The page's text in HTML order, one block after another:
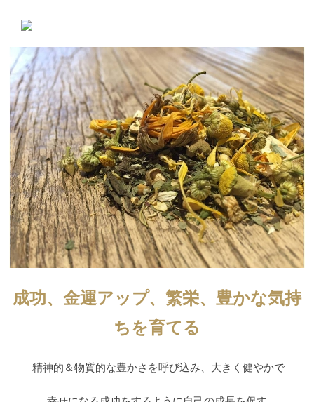
成功、金運アップ、繁栄、豊かな気持
ちを育てる
精神的＆物質的な豊かさを呼び込み、大きく健やかで